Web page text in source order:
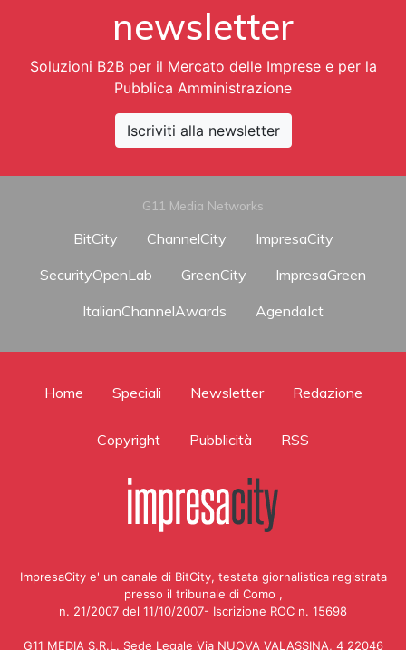
newsletter
Soluzioni B2B per il Mercato delle Imprese e per la
Pubblica Amministrazione
Iscriviti alla newsletter
G11 Media Networks
BitCity ChannelCity
ImpresaCity
SecurityOpenLab
GreenCity
ImpresaGreen
ItalianChannelAwards
AgendaIct
Home Speciali Newsletter Redazione
Copyright Pubblicità RSS
ImpresaCity e' un canale di BitCity, testata giornalistica registrata
presso il tribunale di Como ,
n. 21/2007 del 11/10/2007- Iscrizione ROC n. 15698
G11 MEDIA S.R.L. Sede Legale Via NUOVA VALASSINA, 4 22046